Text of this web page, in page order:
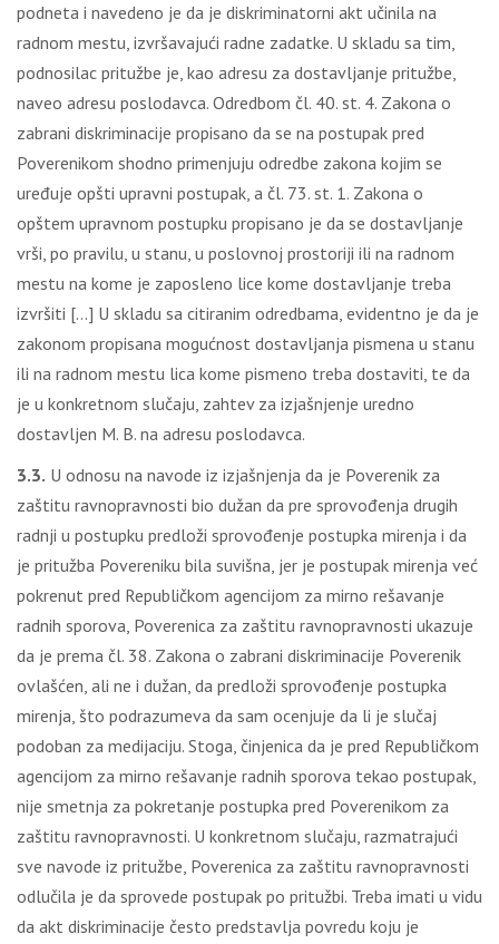
podneta i navedeno je da je diskriminatorni akt učinila na
radnom mestu, izvršavajući radne zadatke. U skladu sa tim,
podnosilac pritužbe je, kao adresu za dostavljanje pritužbe,
naveo adresu poslodavca. Odredbom čl. 40. st. 4. Zakona o
zabrani diskriminacije propisano da se na postupak pred
Poverenikom shodno primenjuju odredbe zakona kojim se
uređuje opšti upravni postupak, a čl. 73. st. 1. Zakona o
opštem upravnom postupku propisano je da se dostavljanje
vrši, po pravilu, u stanu, u poslovnoj prostoriji ili na radnom
mestu na kome je zaposleno lice kome dostavljanje treba
izvršiti […] U skladu sa citiranim odredbama, evidentno je da je
zakonom propisana mogućnost dostavljanja pismena u stanu
ili na radnom mestu lica kome pismeno treba dostaviti, te da
je u konkretnom slučaju, zahtev za izjašnjenje uredno
dostavljen M. B. na adresu poslodavca.
3.3. U odnosu na navode iz izjašnjenja da je Poverenik za
zaštitu ravnopravnosti bio dužan da pre sprovođenja drugih
radnji u postupku predloži sprovođenje postupka mirenja i da
je pritužba Povereniku bila suvišna, jer je postupak mirenja već
pokrenut pred Republičkom agencijom za mirno rešavanje
radnih sporova, Poverenica za zaštitu ravnopravnosti ukazuje
da je prema čl. 38. Zakona o zabrani diskriminacije Poverenik
ovlašćen, ali ne i dužan, da predloži sprovođenje postupka
mirenja, što podrazumeva da sam ocenjuje da li je slučaj
podoban za medijaciju. Stoga, činjenica da je pred Republičkom
agencijom za mirno rešavanje radnih sporova tekao postupak,
nije smetnja za pokretanje postupka pred Poverenikom za
zaštitu ravnopravnosti. U konkretnom slučaju, razmatrajući
sve navode iz pritužbe, Poverenica za zaštitu ravnopravnosti
odlučila je da sprovede postupak po pritužbi. Treba imati u vidu
da akt diskriminacije često predstavlja povredu koju je